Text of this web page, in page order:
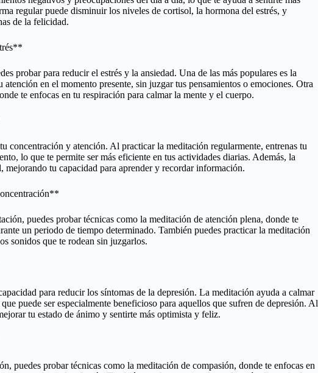
regular puede disminuir los niveles de cortisol, la hormona del estrés, y
de la felicidad.
probar para reducir el estrés y la ansiedad. Una de las más populares es la
en el momento presente, sin juzgar tus pensamientos o emociones. Otra
te enfocas en tu respiración para calmar la mente y el cuerpo.
concentración y atención. Al practicar la meditación regularmente, entrenas tu
lo que te permite ser más eficiente en tus actividades diarias. Además, la
mejorando tu capacidad para aprender y recordar información.
puedes probar técnicas como la meditación de atención plena, donde te
un periodo de tiempo determinado. También puedes practicar la meditación
sonidos que te rodean sin juzgarlos.
para reducir los síntomas de la depresión. La meditación ayuda a calmar
puede ser especialmente beneficioso para aquellos que sufren de depresión. Al
tu estado de ánimo y sentirte más optimista y feliz.
puedes probar técnicas como la meditación de compasión, donde te enfocas en